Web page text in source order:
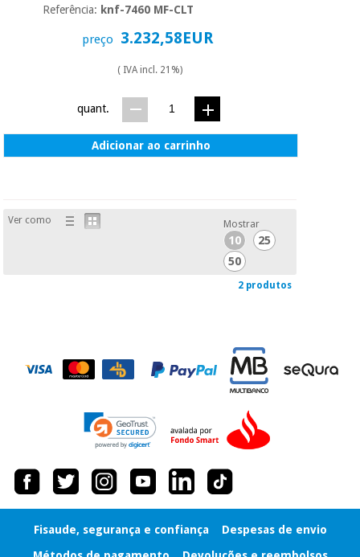
Referência: knf-7460 MF-CLT
preço 3.232,58EUR
( IVA incl. 21%)
quant.
Adicionar ao carrinho
Ver como Mostrar
10
25
50
2 produtos
Fisaude, segurança e confiança
Despesas de envio